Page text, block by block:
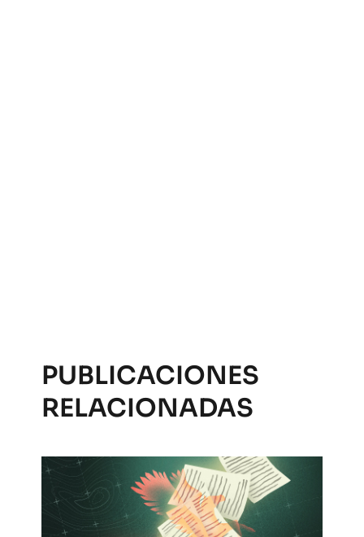
PUBLICACIONES
RELACIONADAS